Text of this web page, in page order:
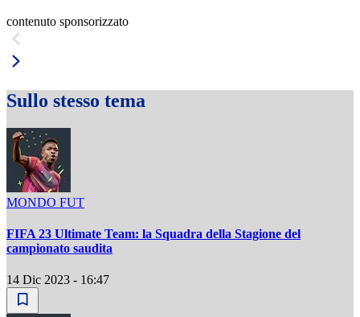
contenuto sponsorizzato
Sullo stesso tema
MONDO FUT
FIFA 23 Ultimate Team: la Squadra della Stagione del
campionato saudita
14 Dic 2023 - 16:47